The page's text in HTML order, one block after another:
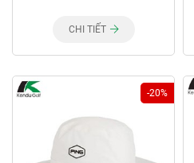
CHI TIẾT
-20%